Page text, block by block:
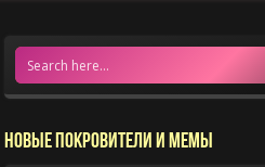
НОВЫЕ ПОКРОВИТЕЛИ И МЕМЫ